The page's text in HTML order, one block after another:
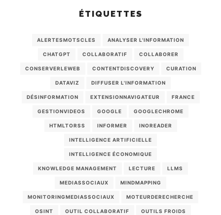
ÉTIQUETTES
ALERTESMOTSCLES ANALYSER L'INFORMATION
CHATGPT COLLABORATIF COLLABORER
CONSERVERLEWEB CONTENTDISCOVERY CURATION
DATAVIZ DIFFUSER L'INFORMATION
DÉSINFORMATION EXTENSIONNAVIGATEUR FRANCE
GESTIONVIDEOS GOOGLE GOOGLECHROME
HTMLTORSS INFORMER INOREADER
INTELLIGENCE ARTIFICIELLE
INTELLIGENCE ÉCONOMIQUE
KNOWLEDGE MANAGEMENT LECTURE LLMS
MEDIASSOCIAUX MINDMAPPING
MONITORINGMEDIASSOCIAUX MOTEURDERECHERCHE
OSINT OUTIL COLLABORATIF OUTILS FROIDS